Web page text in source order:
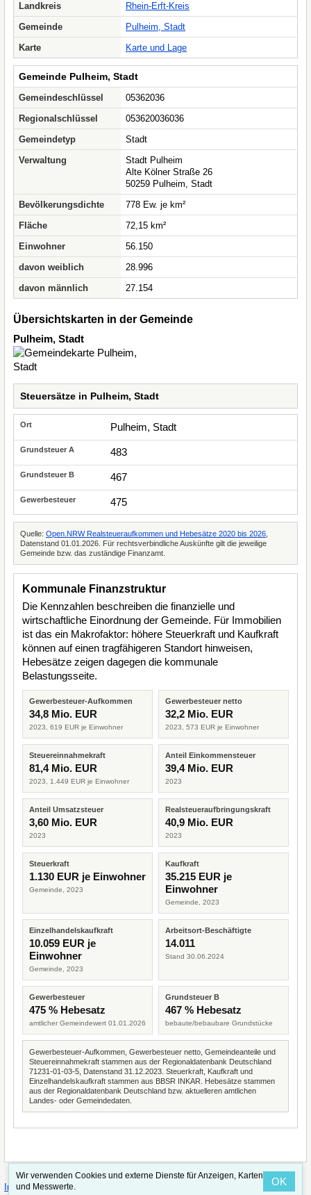
Landkreis
Rhein-Erft-Kreis
Gemeinde
Pulheim, Stadt
Karte
Karte und Lage
Gemeinde Pulheim, Stadt
Gemeindeschlüssel
05362036
Regionalschlüssel
053620036036
Gemeindetyp
Stadt
Verwaltung
Stadt Pulheim
Alte Kölner Straße 26
50259 Pulheim, Stadt
Bevölkerungsdichte
778 Ew. je km²
Fläche
72,15 km²
Einwohner
56.150
davon weiblich
28.996
davon männlich
27.154
Übersichtskarten in der Gemeinde
Pulheim, Stadt
Steuersätze in Pulheim, Stadt
Pulheim, Stadt
483
467
475
Quelle: Open.NRW Realsteueraufkommen und Hebesätze 2020 bis 2026
Datenstand 01.01.2026. Für rechtsverbindliche Auskünfte gilt die jeweilige
Gemeinde bzw. das zuständige Finanzamt.
Kommunale Finanzstruktur
Die Kennzahlen beschreiben die finanzielle und
wirtschaftliche Einordnung der Gemeinde. Für Immobilien
ist das ein Makrofaktor: höhere Steuerkraft und Kaufkraft
können auf einen tragfähigeren Standort hinweisen,
Hebesätze zeigen dagegen die kommunale
Belastungsseite.
Gewerbesteuer-Aufkommen
34,8 Mio. EUR
2023, 619 EUR je Einwohner
Gewerbesteuer netto
32,2 Mio. EUR
2023, 573 EUR je Einwohner
Steuereinnahmekraft
81,4 Mio. EUR
2023, 1.449 EUR je Einwohner
Anteil Einkommensteuer
39,4 Mio. EUR
2023
Anteil Umsatzsteuer
3,60 Mio. EUR
2023
Realsteueraufbringungskraft
40,9 Mio. EUR
2023
Steuerkraft
1.130 EUR je Einwohner
Gemeinde, 2023
Kaufkraft
35.215 EUR je
Einwohner
Gemeinde, 2023
Einzelhandelskaufkraft
10.059 EUR je
Einwohner
Gemeinde, 2023
Arbeitsort-Beschäftigte
14.011
Stand 30.06.2024
Gewerbesteuer
475 % Hebesatz
amtlicher Gemeindewert 01.01.2026
Grundsteuer B
467 % Hebesatz
bebaute/bebaubare Grundstücke
Gewerbesteuer-Aufkommen, Gewerbesteuer netto, Gemeindeanteile und
Steuereinnahmekraft stammen aus der Regionaldatenbank Deutschland
71231-01-03-5, Datenstand 31.12.2023. Steuerkraft, Kaufkraft und
Einzelhandelskaufkraft stammen aus BBSR INKAR. Hebesätze stammen
aus der Regionaldatenbank Deutschland bzw. aktuelleren amtlichen
Landes- oder Gemeindedaten.
Impressum·Straßenindex
Wir verwenden Cookies und externe Dienste für Anzeigen, Karten
und Messwerte.
OK